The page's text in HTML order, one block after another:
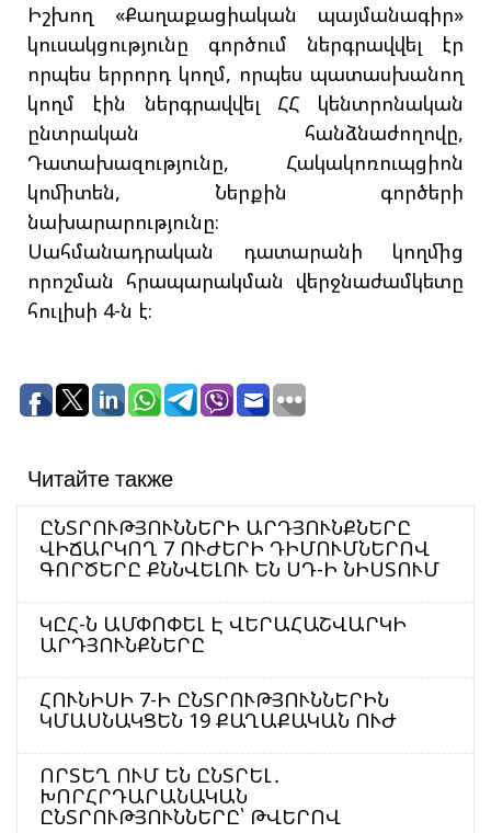
Իշխող «Քաղաքացիական պայմանագիր»
կուսակցությունը գործում ներգրավվել էր
որպես երրորդ կողմ, որպես պատասխանող
կողմ էին ներգրավվել ՀՀ կենտրոնական
ընտրական հանձնաժողովը,
Դատախազությունը, Հակակոռուպցիոն
կոմիտեն, Ներքին գործերի
նախարարությունը։
Սահմանադրական դատարանի կողմից
որոշման հրապարակման վերջնաժամկետը
հուլիսի 4-ն է։
Читайте также
ԸՆՏՐՈՒԹՅՈՒՆՆԵՐԻ ԱՐԴՅՈՒՆՔՆԵՐԸ
ՎԻՃԱՐԿՈՂ 7 ՈՒԺԵՐԻ ԴԻՄՈՒՄՆԵՐՈՎ
ԳՈՐԾԵՐԸ ՔՆՆՎԵԼՈՒ ԵՆ ՍԴ-Ի ՆԻՍՏՈՒՄ
ԿԸՀ-Ն ԱՄՓՈՓԵԼ Է ՎԵՐԱՀԱՇՎԱՐԿԻ
ԱՐԴՅՈՒՆՔՆԵՐԸ
ՀՈՒՆԻՍԻ 7-Ի ԸՆՏՐՈՒԹՅՈՒՆՆԵՐԻՆ
ԿՄԱՍՆԱԿՑԵՆ 19 ՔԱՂԱՔԱԿԱՆ ՈՒԺ
ՈՐՏԵՂ ՈՒՄ ԵՆ ԸՆՏՐԵԼ․
ԽՈՐՀՐԴԱՐԱՆԱԿԱՆ
ԸՆՏՐՈՒԹՅՈՒՆՆԵՐԸ՝ ԹՎԵՐՈՎ